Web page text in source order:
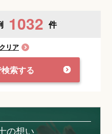
1032 件
リア
索する
の想い